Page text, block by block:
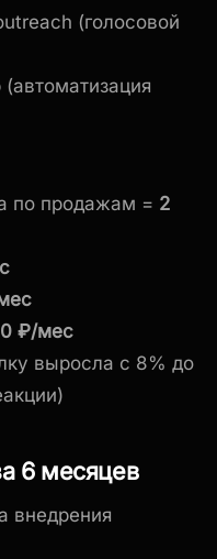
(голосовой
по продажам = 2
₽/мес
выросла с 8% до
6 месяцев
внедрения